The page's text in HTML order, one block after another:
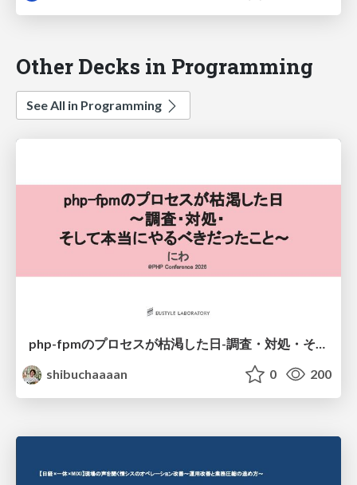
Other Decks in Programming
See All in Programming
shibuchaaaan
0 200